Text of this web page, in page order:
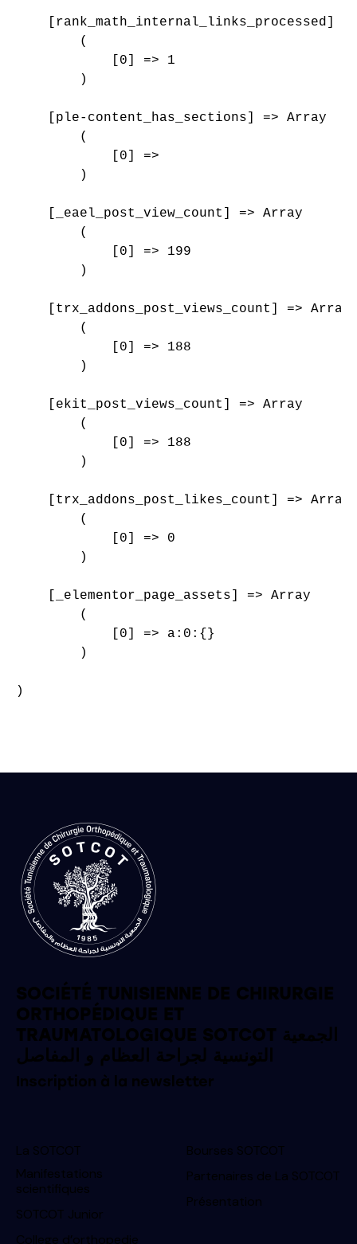
[rank_math_internal_links_processed]
        (
            [0] => 1
        )
    [ple-content_has_sections] => Array
        (
            [0] =>
        )
    [_eael_post_view_count] => Array
        (
            [0] => 199
        )
    [trx_addons_post_views_count] => Array
        (
            [0] => 188
        )
    [ekit_post_views_count] => Array
        (
            [0] => 188
        )
    [trx_addons_post_likes_count] => Array
        (
            [0] => 0
        )
    [_elementor_page_assets] => Array
        (
            [0] => a:0:{}
        )
)
SOCIÉTÉ TUNISIENNE DE CHIRURGIE
ORTHOPÉDIQUE ET
TRAUMATOLOGIQUE SOTCOT الجمعية
التونسية لجراحة العظام و المفاصل
Inscription à la newsletter
La SOTCOT
Manifestations
scientifiques
SOTCOT Junior
College d’orthopedie
Bourses SOTCOT
Partenaires de La SOTCOT
Présentation